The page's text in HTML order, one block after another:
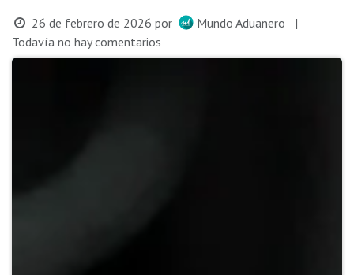
26 de febrero de 2026 por Mundo Aduanero
|
Todavía no hay comentarios